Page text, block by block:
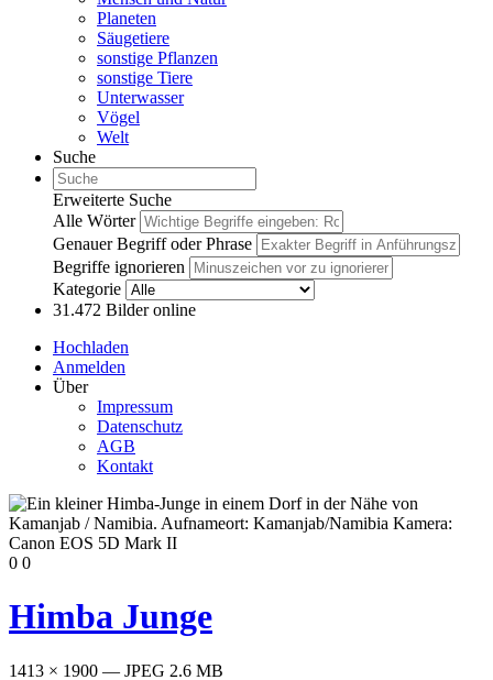
Planeten
Säugetiere
sonstige Pflanzen
sonstige Tiere
Unterwasser
Vögel
Welt
Suche
Erweiterte Suche
Alle Wörter
Genauer Begriff oder Phrase
Begriffe ignorieren
Kategorie
31.472 Bilder online
Hochladen
Anmelden
Über
Impressum
Datenschutz
AGB
Kontakt
0 0
Himba Junge
1413 × 1900 — JPEG 2.6 MB